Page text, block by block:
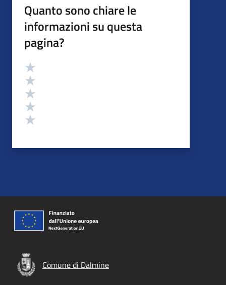
Quanto sono chiare le
informazioni su questa
pagina?
Valutazione
Comune di Dalmine